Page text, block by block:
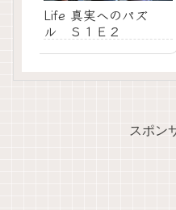
Life 真実へのパズ
ル Ｓ１Ｅ２
スポン